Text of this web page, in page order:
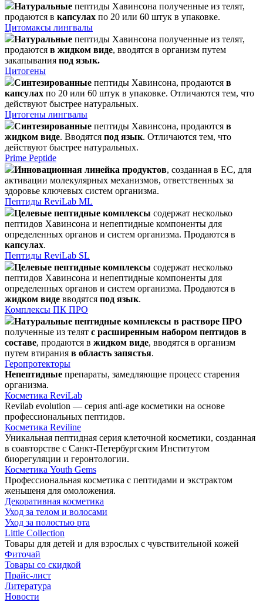
Натуральные пептиды Хавинсона полученные из телят,
продаются в капсулах по 20 или 60 штук в упаковке.
Цитомаксы лингвалы
Натуральные пептиды Хавинсона полученные из телят,
продаются в жидком виде, вводятся в организм путем
закапывания под язык.
Цитогены
Синтезированные пептиды Хавинсона, продаются в
капсулах по 20 или 60 штук в упаковке. Отличаются тем, что
действуют быстрее натуральных.
Цитогены лингвалы
Синтезированные пептиды Хавинсона, продаются в
жидком виде. Вводятся под язык. Отличаются тем, что
действуют быстрее натуральных.
Prime Peptide
Инновационная линейка продуктов, созданная в ЕС, для
активации молекулярных механизмов, ответственных за
здоровье ключевых систем организма.
Пептиды ReviLab ML
Целевые пептидные комплексы содержат несколько
пептидов Хавинсона и непептидные компоненты для
определенных органов и систем организма. Продаются в
капсулах.
Пептиды ReviLab SL
Целевые пептидные комплексы содержат несколько
пептидов Хавинсона и непептидные компоненты для
определенных органов и систем организма. Продаются в
жидком виде вводятся под язык.
Комплексы ПК ПРО
Натуральные пептидные комплексы в растворе ПРО
полученные из телят с расширенным набором пептидов в
составе, продаются в жидком виде, вводятся в организм
путем втирания в область запястья.
Геропротекторы
Непептидные препараты, замедляющие процесс старения
организма.
Косметика ReviLab
Revilab evolution — серия anti-age косметики на основе
профессиональных пептидов.
Косметика Reviline
Уникальная пептидная серия клеточной косметики, созданная
в соавторстве с Санкт-Петербургским Институтом
биорегуляции и геронтологии.
Косметика Youth Gems
Профессиональная косметика с пептидами и экстрактом
женьшеня для омоложения.
Декоративная косметика
Уход за телом и волосами
Уход за полостью рта
Little Collection
Товары для детей и для взрослых с чувствительной кожей
Фиточай
Товары со скидкой
Прайс-лист
Литература
Новости